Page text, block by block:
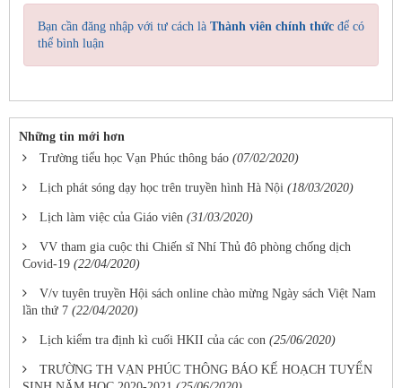
Bạn cần đăng nhập với tư cách là Thành viên chính thức để có
thể bình luận
Những tin mới hơn
Trường tiểu học Vạn Phúc thông báo (07/02/2020)
Lịch phát sóng dạy học trên truyền hình Hà Nội (18/03/2020)
Lịch làm việc của Giáo viên (31/03/2020)
VV tham gia cuộc thi Chiến sĩ Nhí Thủ đô phòng chống dịch
Covid-19 (22/04/2020)
V/v tuyên truyền Hội sách online chào mừng Ngày sách Việt Nam
lần thứ 7 (22/04/2020)
Lịch kiểm tra định kì cuối HKII của các con (25/06/2020)
TRƯỜNG TH VẠN PHÚC THÔNG BÁO KẾ HOẠCH TUYỂN